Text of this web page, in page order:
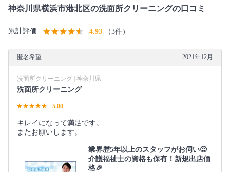
神奈川県横浜市港北区の洗面所クリーニングの口コミ
累計評価 4.93 （3件）
匿名希望 2021年12月
洗面所クリーニング | 神奈川県
洗面所クリーニング
5.00
キレイになって満足です。
またお願いします。
業界歴5年以上のスタッフがお伺い😌
介護福祉士の資格も保有！新規出店価
格🎉